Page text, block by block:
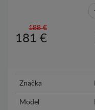
188 €
181 €
Značka
Model